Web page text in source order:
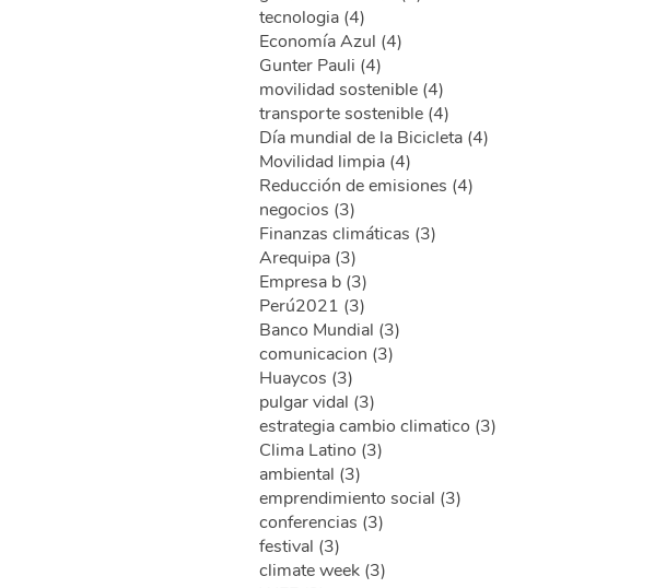
tecnologia (4)
Economía Azul (4)
Gunter Pauli (4)
movilidad sostenible (4)
transporte sostenible (4)
Día mundial de la Bicicleta (4)
Movilidad limpia (4)
Reducción de emisiones (4)
negocios (3)
Finanzas climáticas (3)
Arequipa (3)
Empresa b (3)
Perú2021 (3)
Banco Mundial (3)
comunicacion (3)
Huaycos (3)
pulgar vidal (3)
estrategia cambio climatico (3)
Clima Latino (3)
ambiental (3)
emprendimiento social (3)
conferencias (3)
festival (3)
climate week (3)